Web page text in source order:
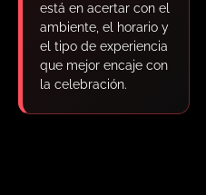
está en acertar con el
ambiente, el horario y
el tipo de experiencia
que mejor encaje con
la celebración.